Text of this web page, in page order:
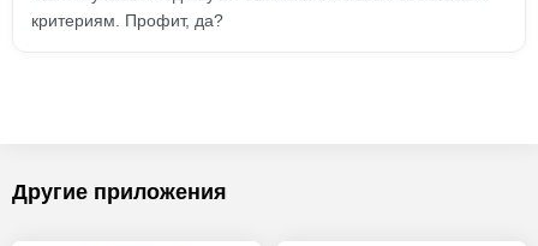
критериям. Профит, да?
Другие приложения